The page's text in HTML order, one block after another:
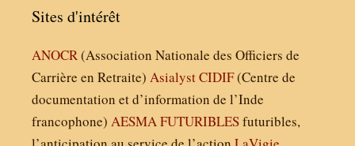
Sites d'intérêt
ANOCR(Association Nationale des Officiers de
Carrière en Retraite) AsialystCIDIF(Centre de
documentation et d’information de l’Inde
francophone) AESMAFUTURIBLESfuturibles,